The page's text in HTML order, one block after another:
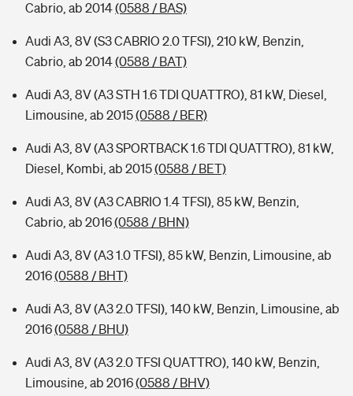
Cabrio, ab 2014(0588 / BAS)
Audi A3, 8V (S3 CABRIO 2.0 TFSI), 210 kW, Benzin,
Cabrio, ab 2014(0588 / BAT)
Audi A3, 8V (A3 STH 1.6 TDI QUATTRO), 81 kW, Diesel,
Limousine, ab 2015(0588 / BER)
Audi A3, 8V (A3 SPORTBACK 1.6 TDI QUATTRO), 81 kW,
Diesel, Kombi, ab 2015(0588 / BET)
Audi A3, 8V (A3 CABRIO 1.4 TFSI), 85 kW, Benzin,
Cabrio, ab 2016(0588 / BHN)
Audi A3, 8V (A3 1.0 TFSI), 85 kW, Benzin, Limousine, ab
2016(0588 / BHT)
Audi A3, 8V (A3 2.0 TFSI), 140 kW, Benzin, Limousine, ab
2016(0588 / BHU)
Audi A3, 8V (A3 2.0 TFSI QUATTRO), 140 kW, Benzin,
Limousine, ab 2016(0588 / BHV)